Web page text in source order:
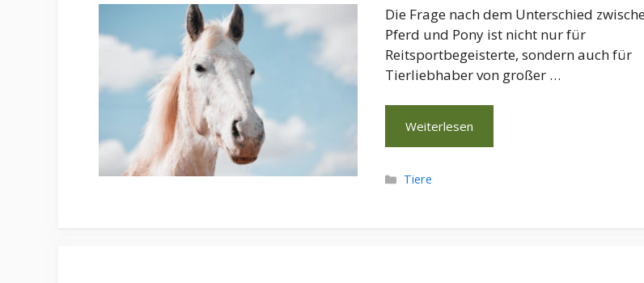
Die Frage nach dem Unterschied
Pferd und Pony ist nicht nur für
Reitsportbegeisterte, sondern auch für
Tierliebhaber von großer …
Weiterlesen
Kategorien
Tiere